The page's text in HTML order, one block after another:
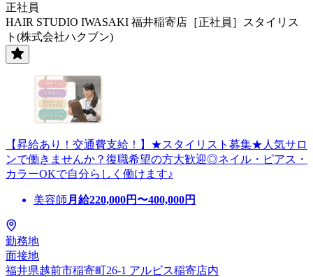
正社員
HAIR STUDIO IWASAKI 福井稲寄店［正社員］スタイリス
ト(株式会社ハクブン)
【昇給あり！交通費支給！】★スタイリスト募集★人気サロ
ンで働きませんか？復職希望の方大歓迎◎ネイル・ピアス・
カラーOKで自分らしく働けます♪
美容師 月給220,000円〜400,000円
勤務地
面接地
福井県越前市稲寄町26-1 アルビス稲寄店内